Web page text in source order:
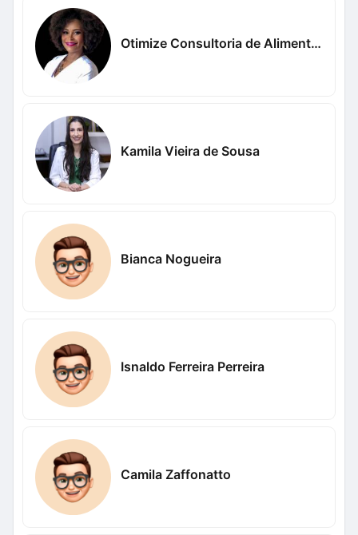
Otimize Consultoria de Alimentos
Kamila Vieira de Sousa
Bianca Nogueira
Isnaldo Ferreira Perreira
Camila Zaffonatto